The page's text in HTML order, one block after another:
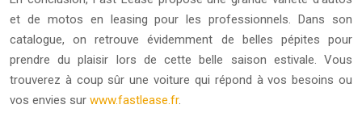
et de motos en leasing pour les professionnels. Dans son
catalogue, on retrouve évidemment de belles pépites pour
prendre du plaisir lors de cette belle saison estivale. Vous
trouverez à coup sûr une voiture qui répond à vos besoins ou
vos envies sur www.fastlease.fr.